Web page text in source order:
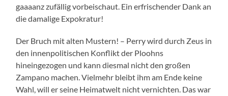
gaaaanz zufällig vorbeischaut. Ein erfrischender Dank an
die damalige Expokratur!
Der Bruch mit alten Mustern! – Perry wird durch Zeus in
den innenpolitischen Konflikt der Ploohns
hineingezogen und kann diesmal nicht den großen
Zampano machen. Vielmehr bleibt ihm am Ende keine
Wahl, will er seine Heimatwelt nicht vernichten. Das war